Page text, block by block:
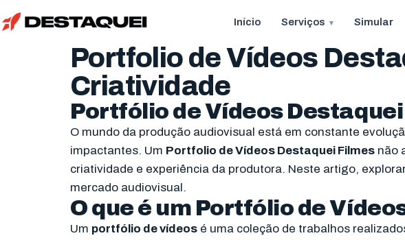
Início Serviços Simular
Portfolio de Vídeos
Criatividade
Portfólio de Vídeos
O mundo da produção audiovisual está em constante
impactantes. Um Portfolio de Vídeos Destaquei Filmes não
criatividade e experiência da produtora. Neste artigo,
mercado audiovisual.
O que é um Portfólio de
Um portfólio de vídeos é uma coleção de trabalhos